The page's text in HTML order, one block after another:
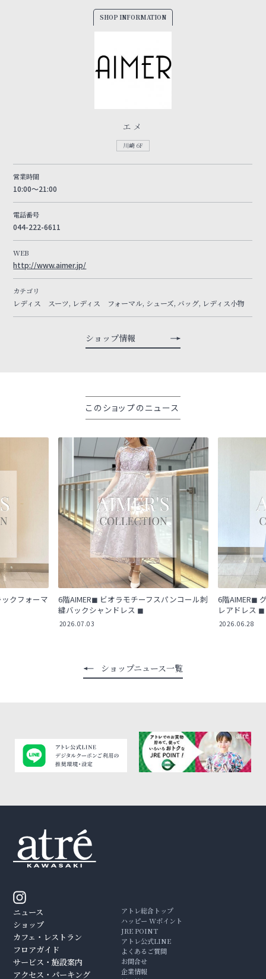
SHOP INFORMATION
エメ
川崎 6F
営業時間
10:00～21:00
電話番号
044-222-6611
WEB
http://www.aimer.jp/
カテゴリ
レディス スーツ, レディス フォーマル, シューズ, バッグ, レディス小物
ショップ情報
このショップのニュース
クフォーマ
6階AIMER◼︎ ビオラモチーフスパンコール刺
繍バックシャンドレス ◼︎
2026.07.03
6階AIMER◼︎
レアドレス ◼︎
2026.06.28
ショップニュース一覧
ニュース
ショップ
カフェ・レストラン
フロアガイド
サービス・施設案内
アクセス・パーキング
アトレ総合トップ
ハッピー Wポイント
JRE POINT
アトレ公式LINE
よくあるご質問
お問合せ
企業情報